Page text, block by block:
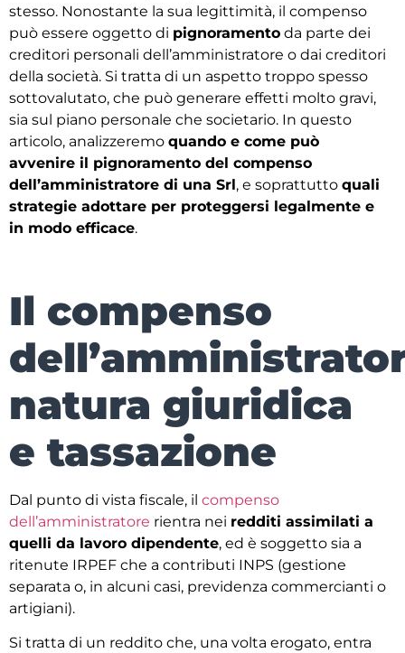
stesso. Nonostante la sua legittimità, il compenso
può essere oggetto di pignoramento da parte dei
creditori personali dell’amministratore o dai creditori
della società. Si tratta di un aspetto troppo spesso
sottovalutato, che può generare effetti molto gravi,
sia sul piano personale che societario. In questo
articolo, analizzeremo quando e come può
avvenire il pignoramento del compenso
dell’amministratore di una Srl, e soprattutto quali
strategie adottare per proteggersi legalmente e
in modo efficace.
Il compenso
natura giuridica
e tassazione
Dal punto di vista fiscale, il compenso
dell’amministratore rientra nei redditi assimilati a
quelli da lavoro dipendente, ed è soggetto sia a
ritenute IRPEF che a contributi INPS (gestione
separata o, in alcuni casi, previdenza commercianti o
artigiani).
Si tratta di un reddito che, una volta erogato, entra